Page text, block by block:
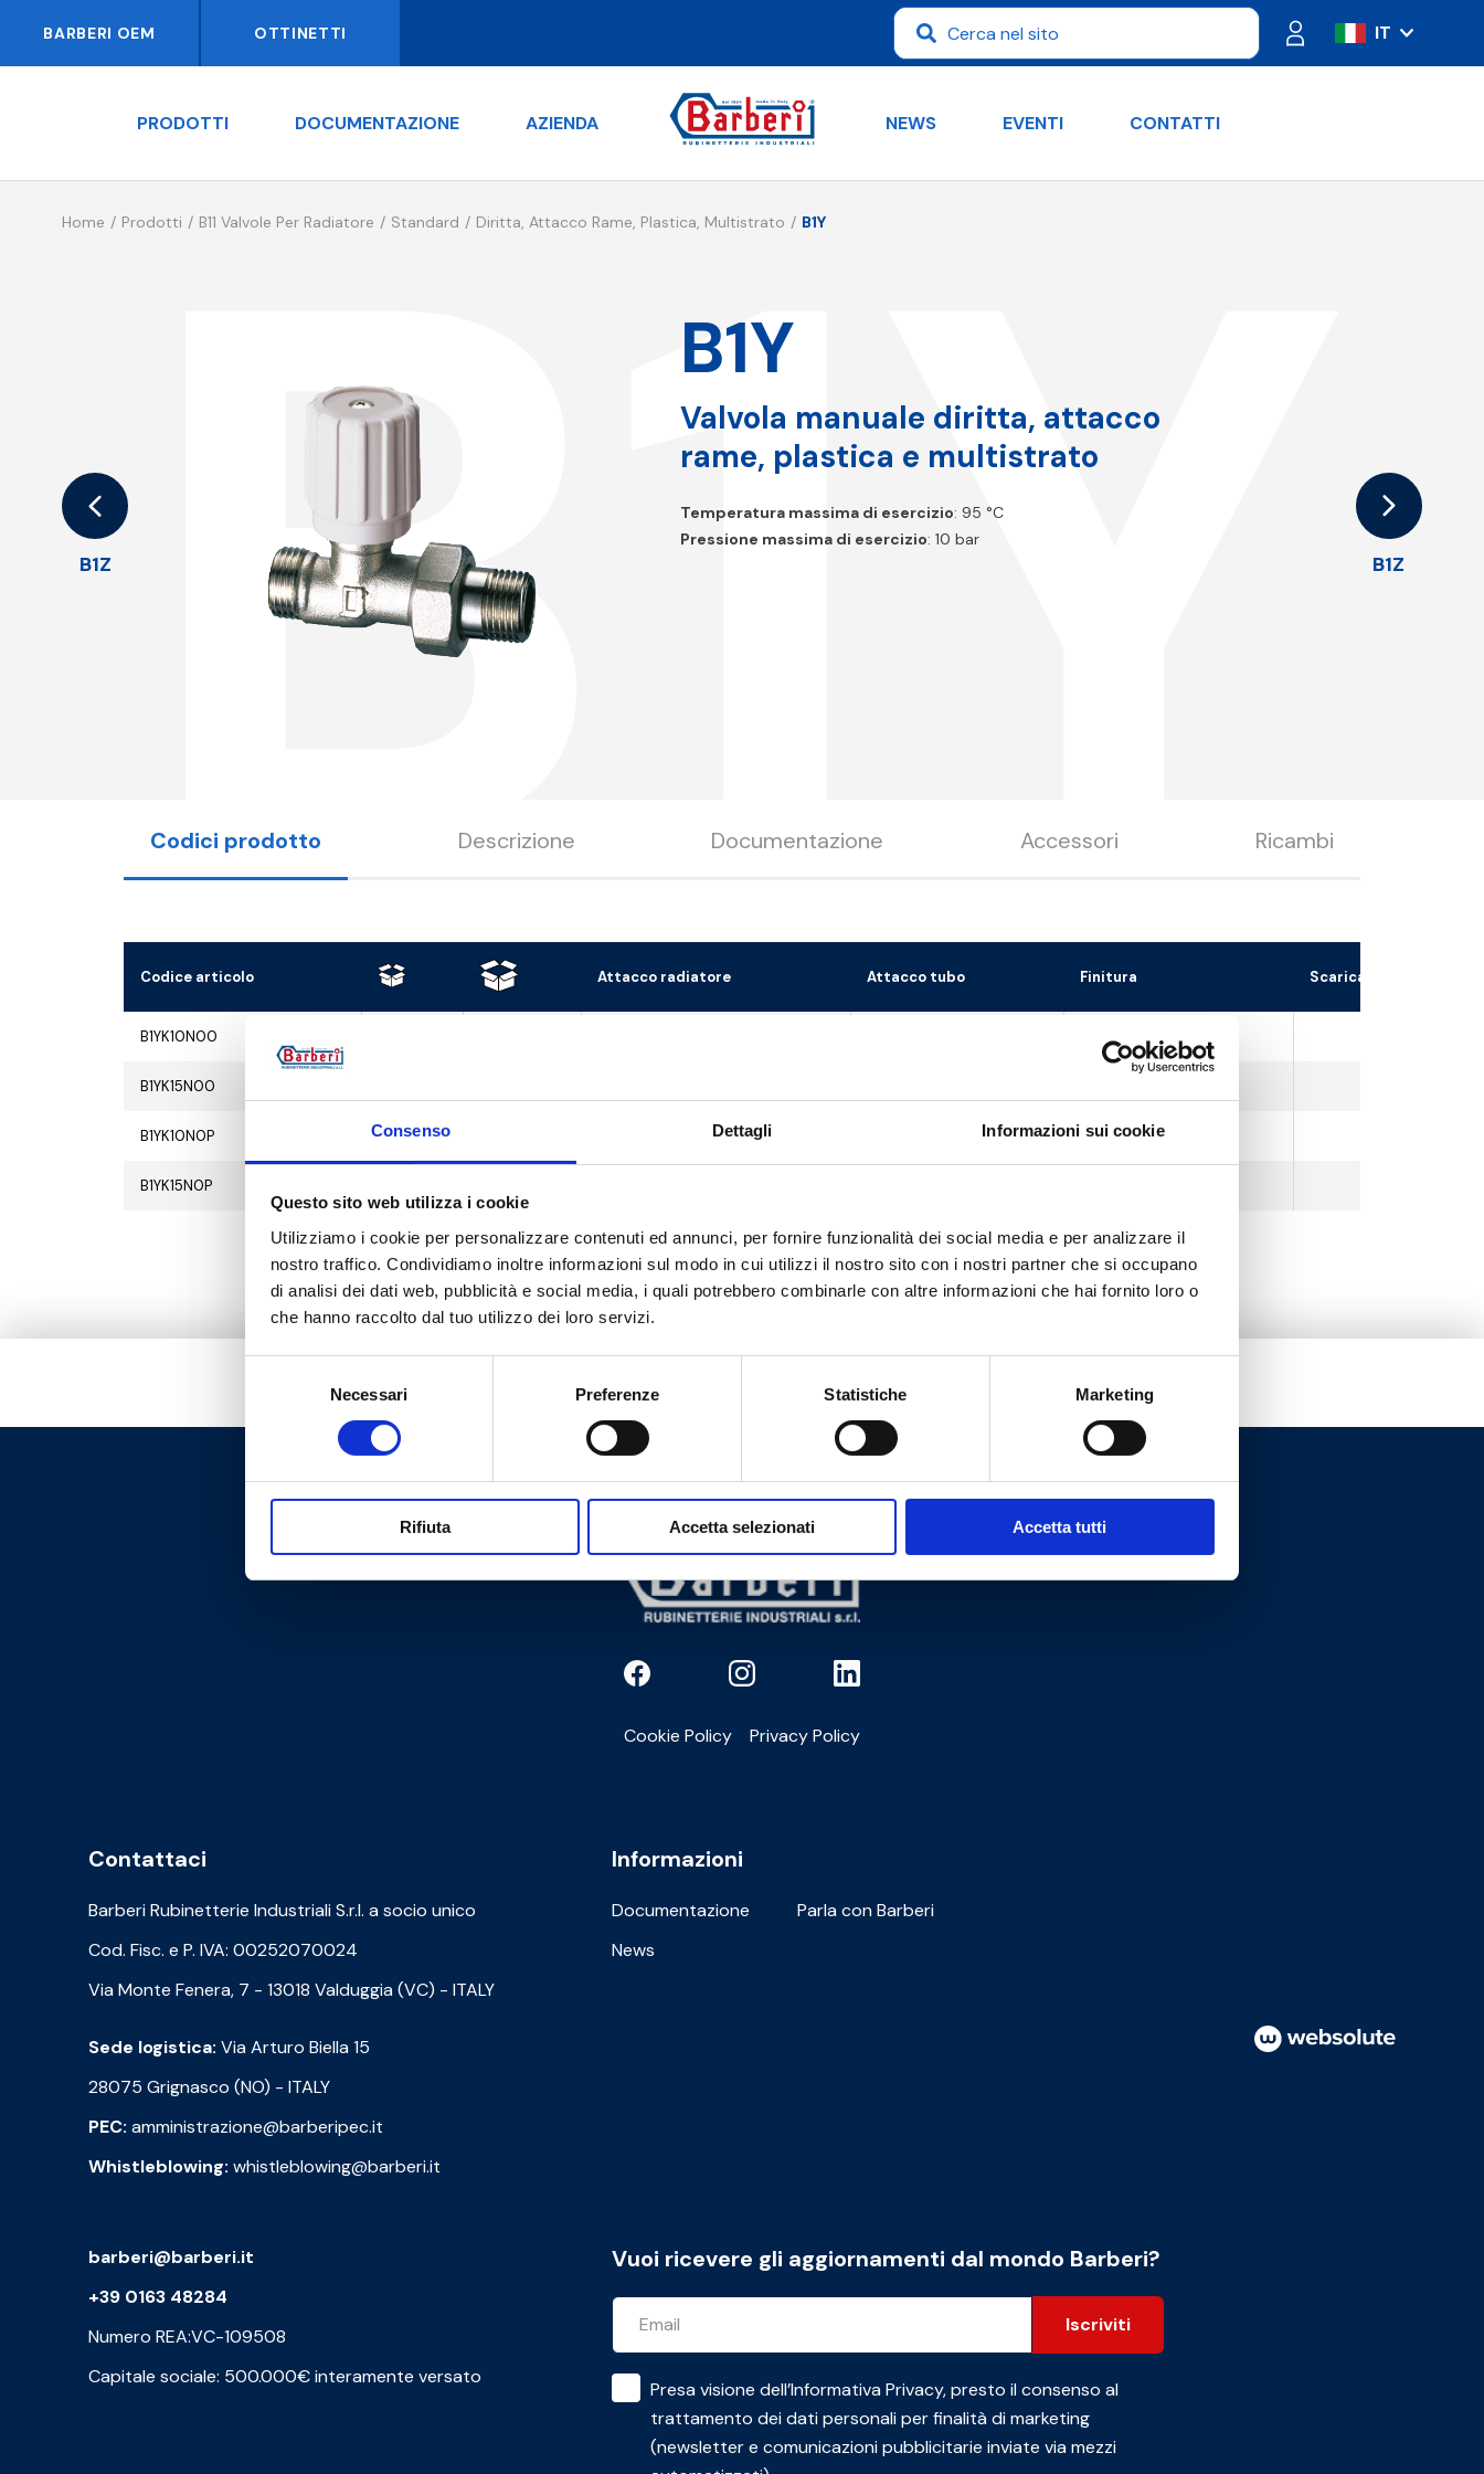
Consenso Dettagli Informazioni sui cookie
Questo sito web utilizza i cookie
Utilizziamo i cookie per personalizzare contenuti ed annunci, per fornire funzionalità dei social media e per analizzare il
nostro traffico. Condividiamo inoltre informazioni sul modo in cui utilizzi il nostro sito con i nostri partner che si occupano
di analisi dei dati web, pubblicità e social media, i quali potrebbero combinarle con altre informazioni che hai fornito loro o
che hanno raccolto dal tuo utilizzo dei loro servizi.
Necessari Preferenze Statistiche Marketing
Rifiuta Accetta selezionati Accetta tutti
BARBERI OEM OTTINETTI
IT
ES
DE
PRODOTTI DOCUMENTAZIONE AZIENDA NEWS EVENTI CONTATTI
Home Prodotti B11 Valvole Per Radiatore Standard Diritta, Attacco Rame, Plastica, Multistrato B1Y
B1Y
B1Z B1Z
B1Y
Valvola manuale diritta, attacco
rame, plastica e multistrato
Temperatura massima di esercizio: 95 °C
Pressione massima di esercizio: 10 bar
Codici prodotto Descrizione Documentazione Accessori Ricambi
Codice articolo Attacco radiatore Attacco tubo Finitura Scarica il file 3D
B1YK10N00 Nichel sabbiato
B1YK15N00
B1YK10N0P 10 Nichel sabbiato
B1YK15N0P
Hai bisogno di aiuto?
Cookie Policy Privacy Policy
Contattaci
Barberi Rubinetterie Industriali S.r.l. a socio unico
Cod. Fisc. e P. IVA: 00252070024
Via Monte Fenera, 7 - 13018 Valduggia (VC) - ITALY
Sede logistica: Via Arturo Biella 15
28075 Grignasco (NO) - ITALY
PEC: amministrazione@barberipec.it
Whistleblowing: whistleblowing@barberi.it
Informazioni
Documentazione
Parla con Barberi
News
barberi@barberi.it
+39 0163 48284
Numero REA:VC-109508
Capitale sociale: 500.000€ interamente versato
Vuoi ricevere gli aggiornamenti dal mondo Barberi?
Iscriviti
Presa visione dell’Informativa Privacy, presto il consenso al
trattamento dei dati personali per finalità di marketing
(newsletter e comunicazioni pubblicitarie inviate via mezzi